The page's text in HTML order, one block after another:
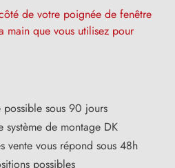
de votre poignée de fenêtre
main que vous utilisez pour
possible sous 90 jours
de montage DK
vente vous répond sous 48h
possibles